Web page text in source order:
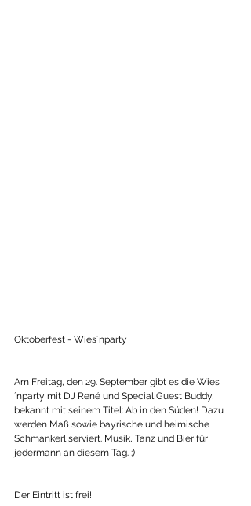
Oktoberfest - Wies´nparty
Am Freitag, den 29. September gibt es die Wies
´nparty mit DJ René und Special Guest Buddy,
bekannt mit seinem Titel: Ab in den Süden! Dazu
werden Maß sowie bayrische und heimische
Schmankerl serviert. Musik, Tanz und Bier für
jedermann an diesem Tag. ;)
Der Eintritt ist frei!